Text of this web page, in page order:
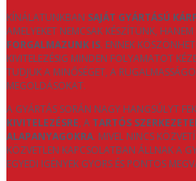
KÍNÁLATUNKBAN SAJÁT GYÁRTÁSÚ
AMELYEKET NEMCSAK KÉSZÍTÜNK, HANEM
FORGALMAZUNK IS. ENNEK
KIVITELEZÉSIG MINDEN FOLYAMATOT
TUDJUK A MINŐSÉGET, A
MEGOLDÁSOKAT.
A GYÁRTÁS SORÁN NAGY HANGSÚLYT
KIVITELEZÉSRE, A TARTÓS
ALAPANYAGOKRA. MIVEL NINCS
KÖZVETLEN KAPCSOLATBAN ÁLLNAK A
EGYEDI IGÉNYEK GYORS ÉS PONTOS